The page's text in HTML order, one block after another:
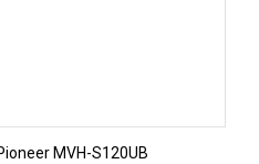
MVH-S120UB